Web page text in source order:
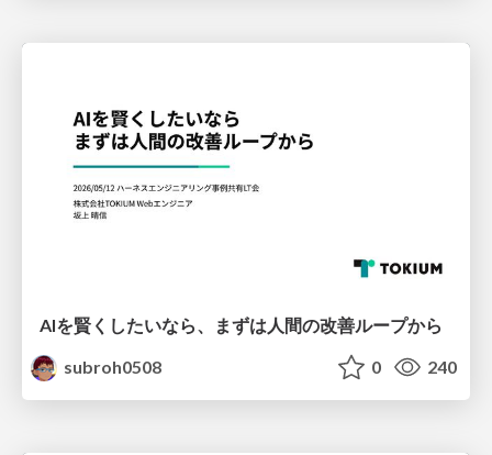
AIを賢くしたいなら、まずは人間の改善ループから
subroh0508
0 240